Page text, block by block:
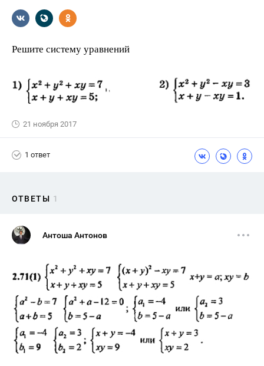
Решите систему уравнений
21 ноября 2017
1 ответ
ОТВЕТЫ 1
Антоша Антонов